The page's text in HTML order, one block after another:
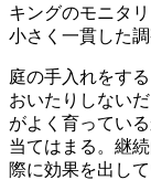
キングのモニタ
小さく一貫した
庭の手入れをす
おいたりしない
がよく育ってい
当てはまる。継
際に効果を出し